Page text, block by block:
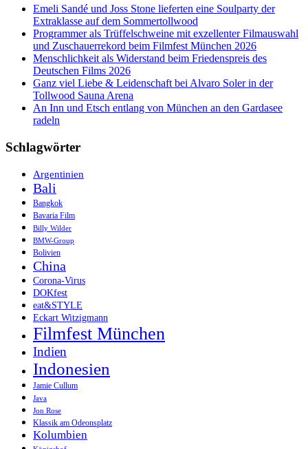
April
ARRI
München
Emeli Sandé und Joss Stone lieferten eine Soulparty der
Extraklasse auf dem Sommertollwood
Programmer als Trüffelschweine mit exzellenter Filmauswahl
und Zuschauerrekord beim Filmfest München 2026
Menschlichkeit als Widerstand beim Friedenspreis des
Deutschen Films 2026
Ganz viel Liebe & Leidenschaft bei Alvaro Soler in der
Tollwood Sauna Arena
An Inn und Etsch entlang von München an den Gardasee
radeln
Schlagwörter
Argentinien
Bali
Bangkok
Bavaria Film
Billy Wilder
BMW-Group
Bolivien
China
Corona-Virus
DOKfest
eat&STYLE
Eckart Witzigmann
Filmfest München
Indien
Indonesien
Jamie Cullum
Java
Jon Rose
Klassik am Odeonsplatz
Kolumbien